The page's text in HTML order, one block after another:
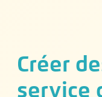
Créer
service